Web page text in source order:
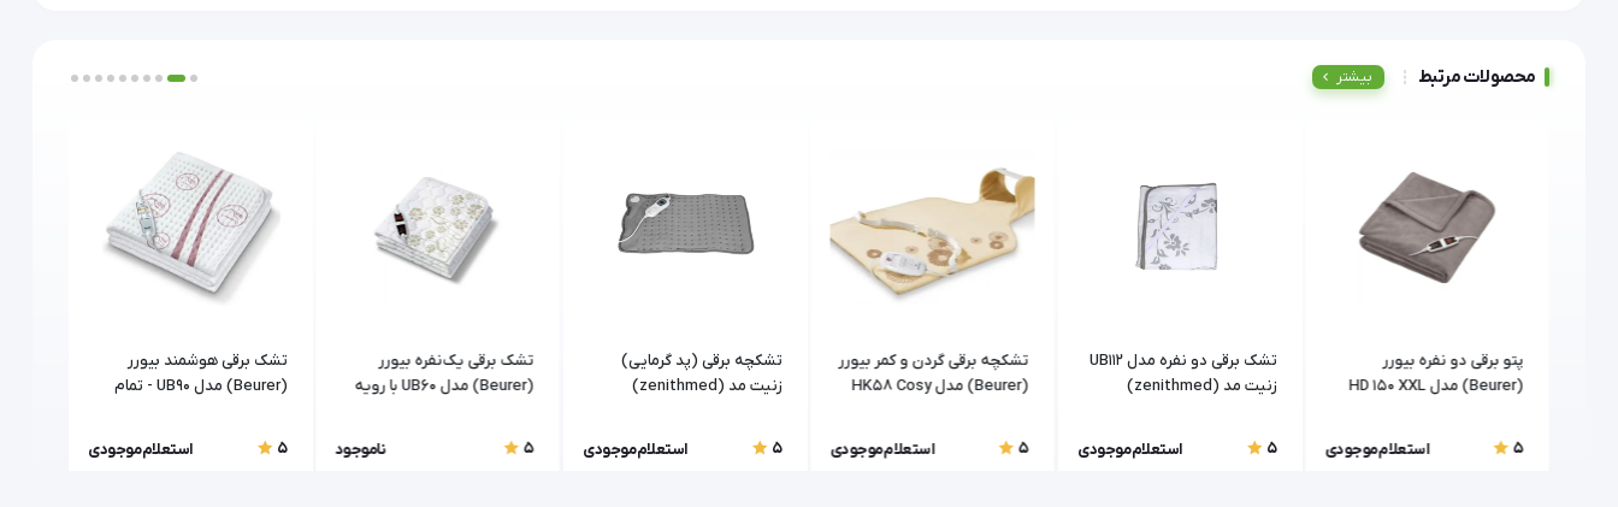
محصولات مرتبط بیشتر
پتو برقی دو نفره بیورر
(Beurer) مدل HD 150 XXL
5
استعلام موجودی
تشک برقی دو نفره مدل UB112
زنیت مد (zenithmed)
5 استعلام موجودی
تشکچه برقی گردن و کمر بیورر
(Beurer) مدل HK58 Cosy
5 استعلام موجودی
تشکچه برقی (پد گرمایی)
زنیت مد (zenithmed)
5 استعلام موجودی
تشک برقی یک‌نفره بیورر
(Beurer) مدل UB60 با رویه
5
ناموجود
تشک برقی هوشمند بیورر
(Beurer) مدل UB90 - تمام
5
استعلام موجودی